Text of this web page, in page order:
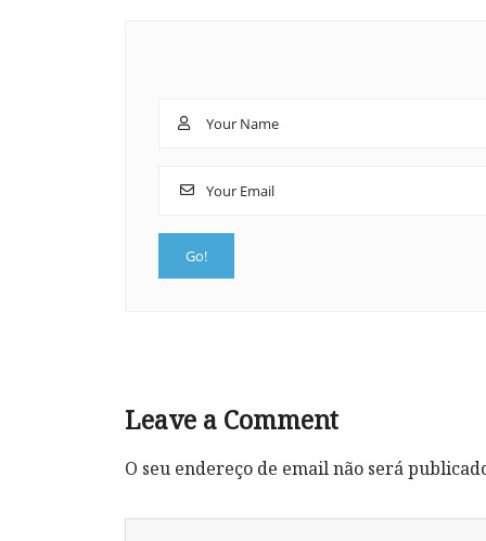
Leave a Comment
O seu endereço de email não será